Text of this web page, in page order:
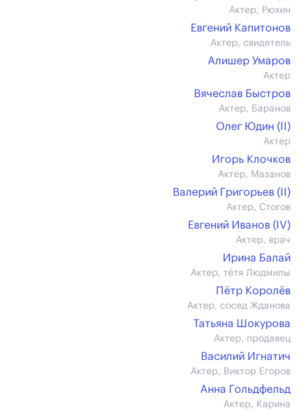
Актер, Рюхин
Евгений Капитонов
Актер, свидетель
Алишер Умаров
Актер
Вячеслав Быстров
Актер, Баранов
Олег Юдин (II)
Актер
Игорь Клочков
Актер, Мазанов
Валерий Григорьев (II)
Актер, Стогов
Евгений Иванов (IV)
Актер, врач
Ирина Балай
Актер, тётя Людмилы
Пётр Королёв
Актер, сосед Жданова
Татьяна Шокурова
Актер, продавец
Василий Игнатич
Актер, Виктор Егоров
Анна Гольдфельд
Актер, Карина